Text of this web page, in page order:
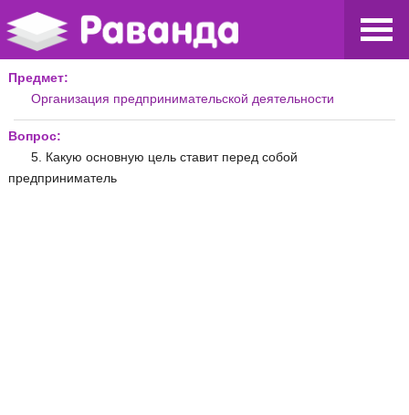
Предмет:
Организация предпринимательской деятельности
Вопрос:
5. Какую основную цель ставит перед собой
предприниматель